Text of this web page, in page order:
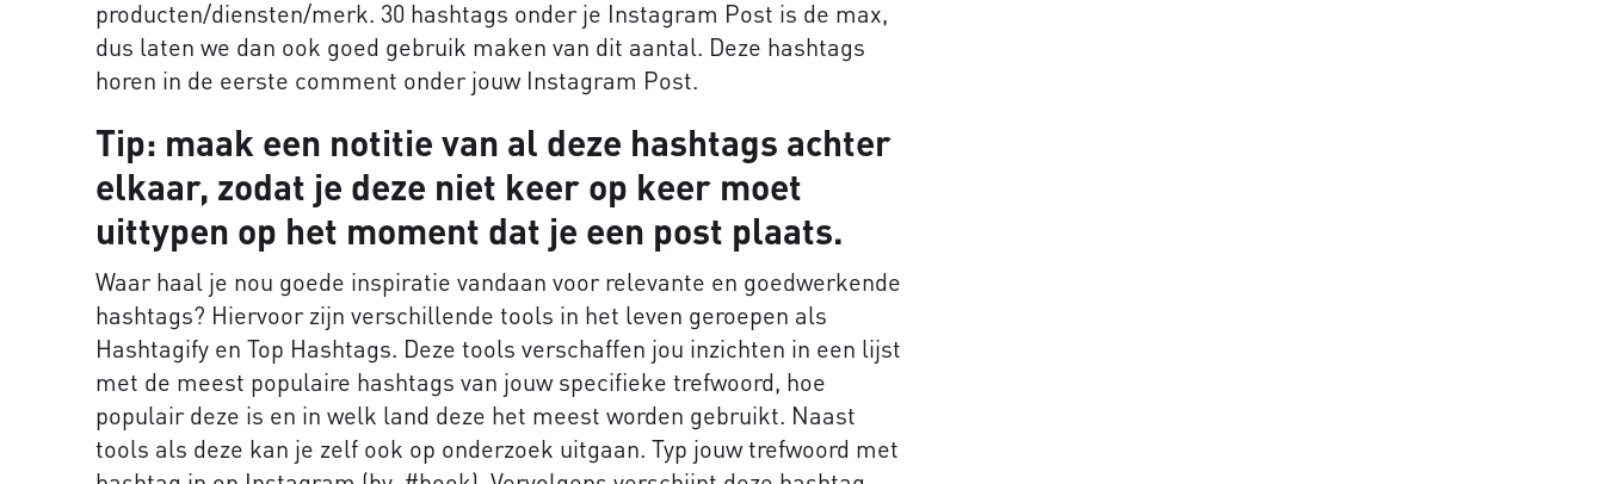
producten/diensten/merk. 30 hashtags onder je Instagram Post is de max,
dus laten we dan ook goed gebruik maken van dit aantal. Deze hashtags
horen in de eerste comment onder jouw Instagram Post.
Tip: maak een notitie van al deze hashtags achter
elkaar, zodat je deze niet keer op keer moet
uittypen op het moment dat je een post plaats.
Waar haal je nou goede inspiratie vandaan voor relevante en goedwerkende
hashtags? Hiervoor zijn verschillende tools in het leven geroepen als
Hashtagify en Top Hashtags. Deze tools verschaffen jou inzichten in een lijst
met de meest populaire hashtags van jouw specifieke trefwoord, hoe
populair deze is en in welk land deze het meest worden gebruikt. Naast
tools als deze kan je zelf ook op onderzoek uitgaan. Typ jouw trefwoord met